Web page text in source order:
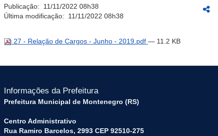
Publicação: 11/11/2022 08h38
Última modificação: 11/11/2022 08h38
27 - Relação de Cargos - Junho - 2019.pdf — 11.2 KB
Informações da Prefeitura
Prefeitura Municipal de Montenegro (RS)
Centro Administrativo
Rua Ramiro Barcelos, 2993 CEP 92510-275